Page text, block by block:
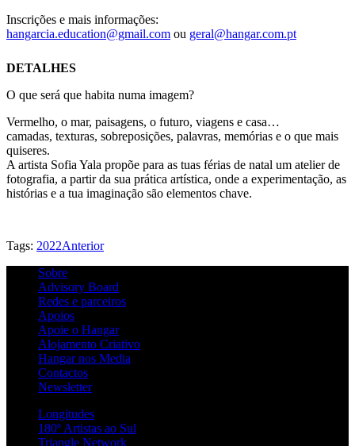
Inscrições e mais informações:
hangarcia.education@gmail.com ou geral@hangar.com.pt
DETALHES
O que será que habita numa imagem?
Vermelho, o mar, paisagens, o futuro, viagens e casa…
camadas, texturas, sobreposições, palavras, memórias e o que mais
quiseres.
A artista Sofia Yala propõe para as tuas férias de natal um atelier de
fotografia, a partir da sua prática artística, onde a experimentação, as
histórias e a tua imaginação são elementos chave.
Tags: 2022Anterior
Sobre
Advisory Board
Redes e parceiros
Apoios
Apoie o Hangar
Alojamento Criativo
Hangar nos Media
Contactos
Newsletter
Longitudes
180º Artistas ao Sul
Triangle Network